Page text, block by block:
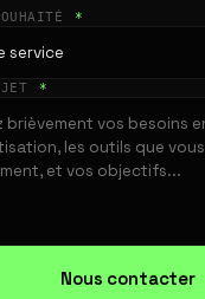
*
*
Nous contacter